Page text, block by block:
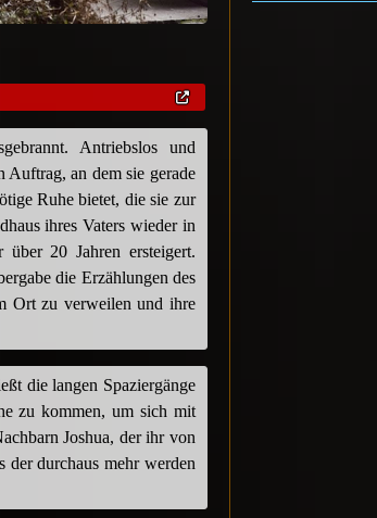
Antriebslos und
Auftrag, an dem sie gerade
Ruhe bietet, die sie zur
ihres Vaters wieder in
20 Jahren ersteigert.
die Erzählungen des
Ort zu verweilen und ihre
die langen Spaziergänge
zu kommen, um sich mit
Joshua, der ihr von
der durchaus mehr werden